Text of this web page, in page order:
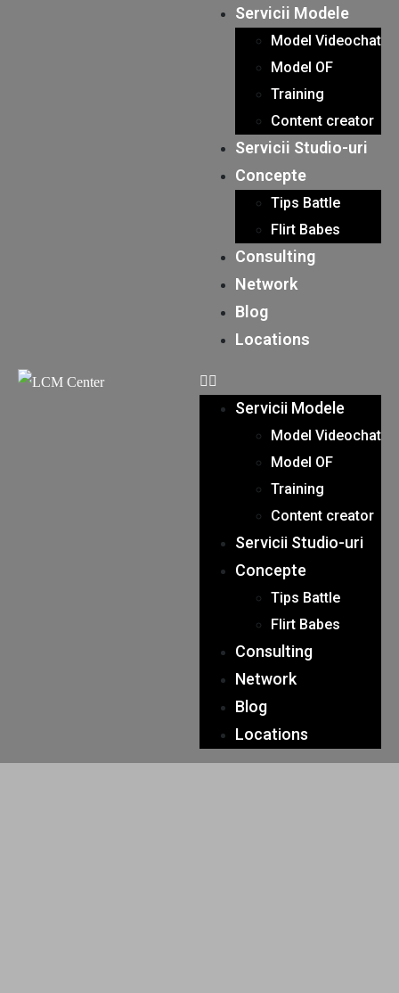
Servicii Modele
Model Videochat
Model OF
Training
Content creator
Servicii Studio-uri
Concepte
Tips Battle
Flirt Babes
Consulting
Network
Blog
Locations
Servicii Modele
Model Videochat
Model OF
Training
Content creator
Servicii Studio-uri
Concepte
Tips Battle
Flirt Babes
Consulting
Network
Blog
Locations